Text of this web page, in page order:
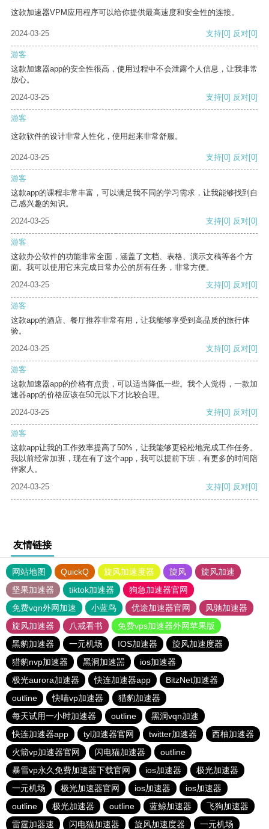
这款加速器VPM应用程序可以给你提供最高速度和安全性的连接。
2024-03-25 支持[0] 反对[0]
游客
这款加速器app的安全性很高，使用过程中不会泄露个人信息，让我非常
放心。
2024-03-25
支持[0] 反对[0]
游客
这款软件的设计非常人性化，使用起来非常舒服。
2024-03-25 支持[0] 反对[0]
游客
这款app的课程非常丰富，可以满足我不同的学习需求，让我能够找到自
己感兴趣的知识。
2024-03-25
支持[0] 反对[0]
游客
这款办公软件的功能非常全面，涵盖了文档、表格、演示文稿等各个方
面。我可以使用它来完成日常办公的所有任务，非常方便。
2024-03-25
支持[0] 反对[0]
游客
这款app的酒店、餐厅推荐非常有用，让我能够享受到高品质的旅行体
验。
2024-03-25
支持[0] 反对[0]
游客
这款加速器app的价格有点贵，可以适当降低一些。我个人觉得，一款加
速器app的价格应该在50元以下才比较合理。
2024-03-25
支持[0] 反对[0]
游客
这款app让我的工作效率提高了50%，让我能够更轻松地完成工作任务。
我以前经常加班，现在有了这个app，我可以提前下班，有更多的时间陪
伴家人。
2024-03-25
支持[0] 反对[0]
友情链接
网站地图 QuickQ 旋风加速度器 旋风
旋风加速
坚果加速器
tiktok加速器
狗急加速器官网
免费vqn外网加速
小蓝鸟 优途加速器官网
风驰加速器
旋风加速器
八戒看书
免费vps加速器外网苹果版
黑豹加速器
一元机场 IOS加速器
旋风加速度器
猎豹nvp加速器
黑洞加速噐
ios加速器
极光aurora加速器
快连加速器app
BitzNet加速器
outline
快喵vp加速器
猎豹加速器
每天试用一小时加速器
outline
黑洞vqn加速
快连加速器app
tyl加速器官网 twitter加速器
西柚加速器
火箭vp加速器官网
闪电猫加速器
outline
暴雪vp永久免费加速器下载官网
ios加速器
极光加速器
一元机场
极光加速器官网 ios加速器
ios加速器
outline
极光加速器 outline 蓝鲸加速器
飞狗加速器
雷霆加器速
闪电猫加速器 旋风加速度器 一元机场